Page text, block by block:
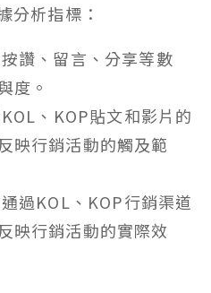
分析指標：
讚、留言、分享等數
度。
、KOP貼文和影片的
映行銷活動的觸及範
過KOL、KOP行銷渠道
映行銷活動的實際效